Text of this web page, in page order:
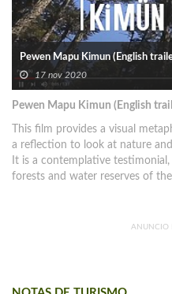
Pewen Mapu Kimun (English
17 nov 2020
Pewen Mapu Kimun (English
This film provides a visual
a reflection to look at nature
It is a contemplative
forests and water reserves of
ANUNCIO